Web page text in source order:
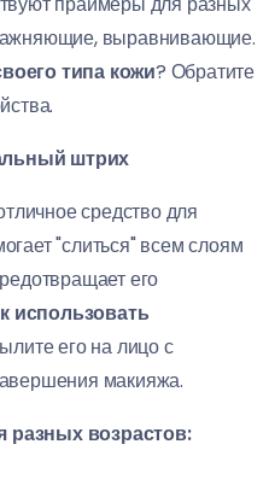
выравнивающие.
типа кожи? Обратите
штрих
средство для
"слиться" всем слоям
его
использовать
его на лицо с
макияжа.
возрастов: